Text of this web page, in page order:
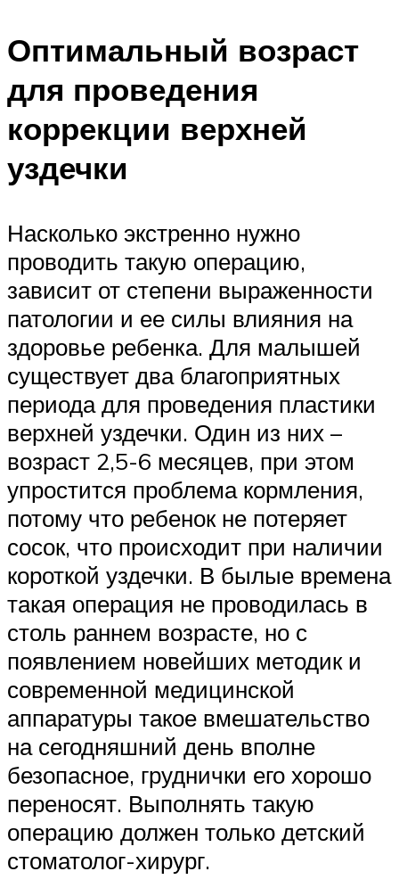
Оптимальный возраст
для проведения
коррекции верхней
уздечки
Насколько экстренно нужно
проводить такую операцию,
зависит от степени выраженности
патологии и ее силы влияния на
здоровье ребенка. Для малышей
существует два благоприятных
периода для проведения пластики
верхней уздечки. Один из них –
возраст 2,5-6 месяцев, при этом
упростится проблема кормления,
потому что ребенок не потеряет
сосок, что происходит при наличии
короткой уздечки. В былые времена
такая операция не проводилась в
столь раннем возрасте, но с
появлением новейших методик и
современной медицинской
аппаратуры такое вмешательство
на сегодняшний день вполне
безопасное, груднички его хорошо
переносят. Выполнять такую
операцию должен только детский
стоматолог-хирург.